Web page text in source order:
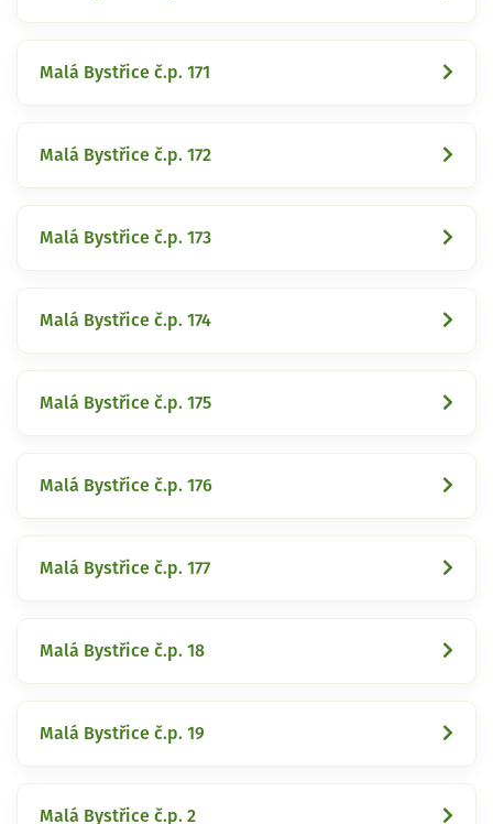
Malá Bystřice č.p. 171
Malá Bystřice č.p. 172
Malá Bystřice č.p. 173
Malá Bystřice č.p. 174
Malá Bystřice č.p. 175
Malá Bystřice č.p. 176
Malá Bystřice č.p. 177
Malá Bystřice č.p. 18
Malá Bystřice č.p. 19
Malá Bystřice č.p. 2